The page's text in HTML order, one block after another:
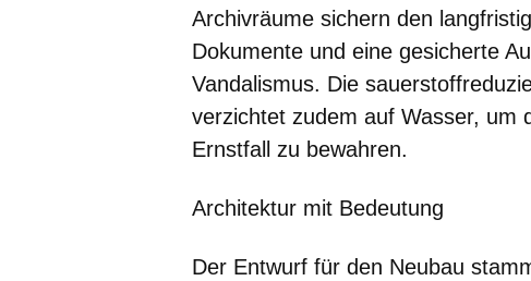
Archivräume sichern den
Dokumente und eine gesicherte
Vandalismus. Die
verzichtet zudem auf Wasser, um
Ernstfall zu bewahren.
Architektur mit Bedeutung
Der Entwurf für den Neubau